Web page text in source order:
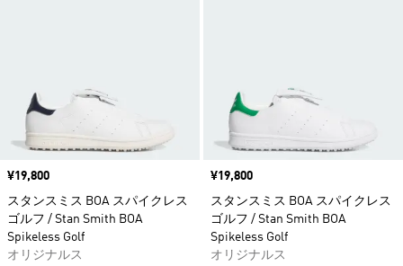
価格
¥19,800
スタンスミス BOA スパイクレス
ゴルフ / Stan Smith BOA
Spikeless Golf
オリジナルス
価格
¥19,800
スタンスミス BOA スパイクレス
ゴルフ / Stan Smith BOA
Spikeless Golf
オリジナルス